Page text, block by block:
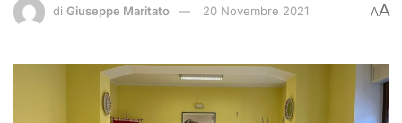
di Giuseppe Maritato 20 Novembre 2021 AA